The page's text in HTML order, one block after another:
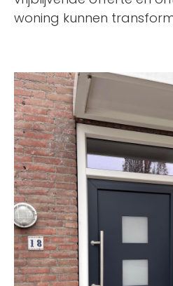
woning kunnen